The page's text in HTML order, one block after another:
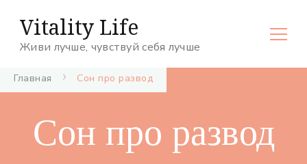
Vitality Life
Живи лучше, чувствуй себя лучше
Главная Сон про развод
Сон про развод